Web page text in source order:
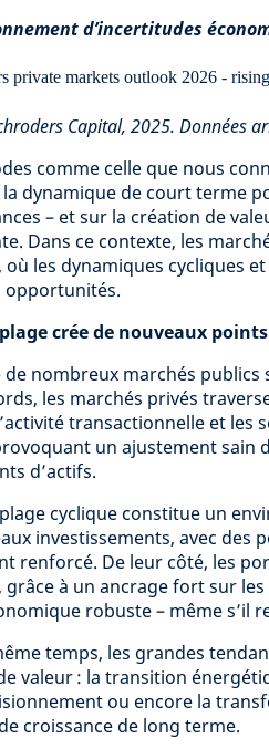
d’incertitudes
Capital, 2025. Données
comme celle que nous
la dynamique de court terme
– et sur la création de
Dans ce contexte, les
où les dynamiques cycliques
opportunités.
crée de nouveaux
de nombreux marchés publics
les marchés privés
transactionnelle et
un ajustement sain
d’actifs.
cyclique constitue un
investissements, avec
renforcé. De leur côté, les
grâce à un ancrage fort sur
robuste – même s’il
temps, les grandes
valeur : la transition
ou encore la
croissance de long terme.